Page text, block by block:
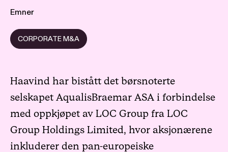
Emner
CORPORATE M&A
Haavind har bistått det børsnoterte
selskapet AqualisBraemar ASA i forbindelse
med oppkjøpet av LOC Group fra LOC
Group Holdings Limited, hvor aksjonærene
inkluderer den pan-europeiske